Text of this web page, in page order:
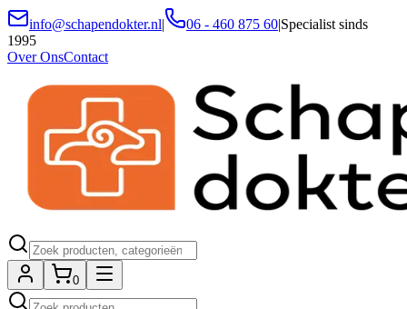
info@schapendokter.nl| 06 - 460 875 60|Specialist sinds
1995
Over OnsContact
0